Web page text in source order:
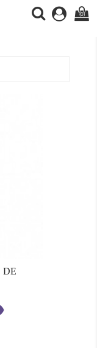
(0)
DE